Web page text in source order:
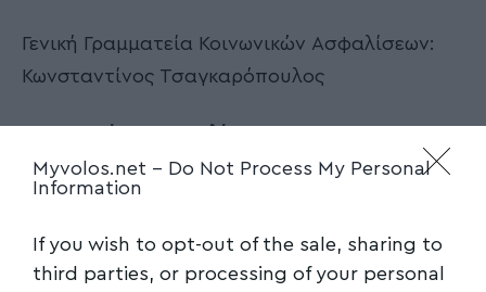
Myvolos.net - Do Not Process My Personal
Information
If you wish to opt-out of the sale, sharing to
third parties, or processing of your personal
Γενική Γραμματεία Κοινωνικών Ασφαλίσεων:
Κωνσταντίνος Τσαγκαρόπουλος
Γενική Γραμματεία Δημόσιας Τάξης:
Γενική Γραμματεία Αντεγκληματικής Πολιτικής: